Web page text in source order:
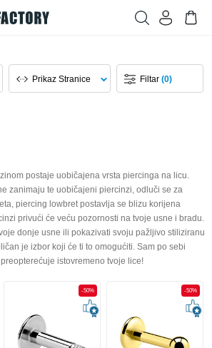
Prikaz Stranice Filtar(0)
postaje uobičajena vrsta piercinga na licu.
zanimaju te uobičajeni piercinzi, odluči se za
piercing lowbret postavlja se blizu korijena
privući će veću pozornosti na tvoje usne i bradu.
donje usne ili pokazivati svoju pažljivo stiliziranu
je izbor koji će ti to omogućiti. Sam po sebi
istovremeno tvoje lice!
-50% -50%